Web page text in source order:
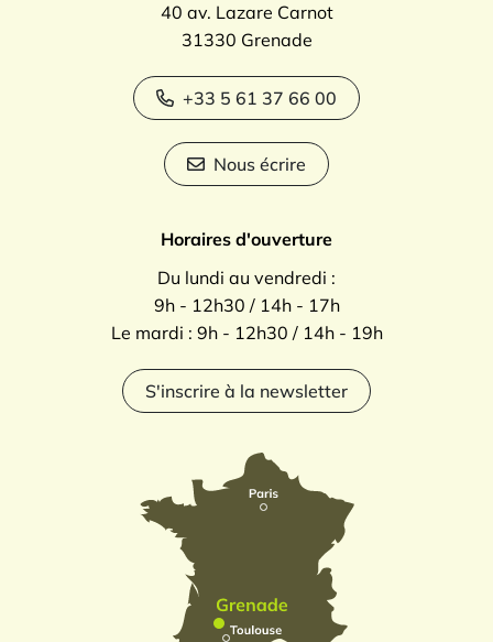
40 av. Lazare Carnot
31330 Grenade
+33 5 61 37 66 00
Nous écrire
Horaires d'ouverture
Du lundi au vendredi :
9h - 12h30 / 14h - 17h
Le mardi : 9h - 12h30 / 14h - 19h
S'inscrire à la newsletter